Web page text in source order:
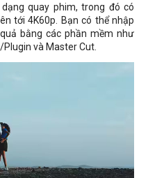
quay phim, trong đó có
tới 4K60p. Bạn có thể nhập
bằng các phần mềm như
và Master Cut.